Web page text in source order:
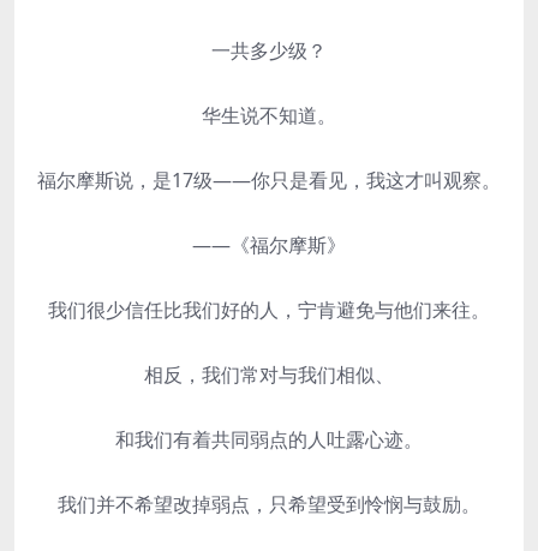
一共多少级？
华生说不知道。
福尔摩斯说，是17级——你只是看见，我这才叫观察。
——《福尔摩斯》
我们很少信任比我们好的人，宁肯避免与他们来往。
相反，我们常对与我们相似、
和我们有着共同弱点的人吐露心迹。
我们并不希望改掉弱点，只希望受到怜悯与鼓励。